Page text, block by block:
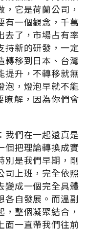
它是荷蘭公司，
有一個觀念，千萬
去了，市場占有率
持新的研發，一定
轉移到日本、台灣
提升，不轉移就無
泡，燈泡早就不能
解，因為你們會
我們在一起還真是
個把理論轉換成實
別是我們早期，剛
司上班，完全依照
變成一個完全具體
各自發展。而溫副
整個凝聚結合，
面一直帶我們往前